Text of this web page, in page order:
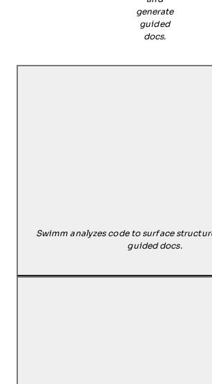
generate
guided
docs.
Swimm analyzes code to surface
guided docs.